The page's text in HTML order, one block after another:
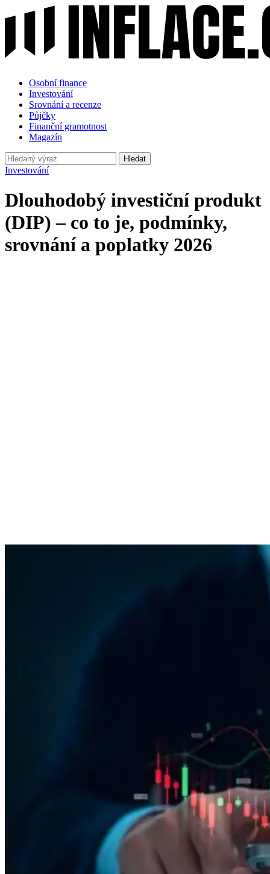
Osobní finance
Investování
Srovnání a recenze
Půjčky
Finanční gramotnost
Magazín
Hledat
Investování
Dlouhodobý investiční produkt
(DIP) – co to je, podmínky,
srovnání a poplatky 2026